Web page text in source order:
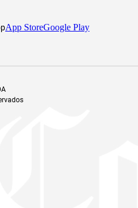
App StoreGoogle Play